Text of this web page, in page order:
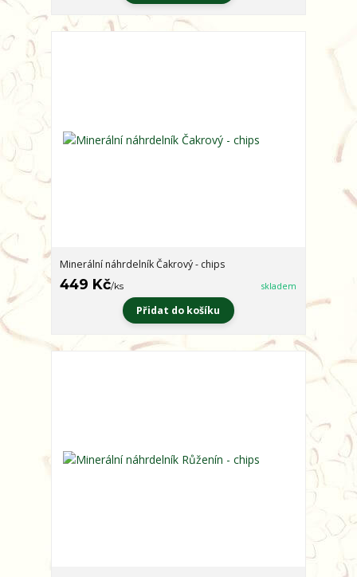
Minerální náhrdelník Čakrový - chips
449 Kč/ks skladem
Přidat do košíku